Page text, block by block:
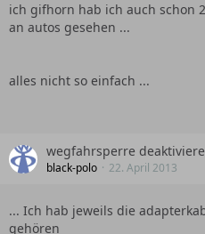
ich gifhorn hab ich auch schon
an autos gesehen ...
alles nicht so einfach ...
wegfahrsperre
black-polo 22. April 2013
... Ich hab jeweils die
gehören